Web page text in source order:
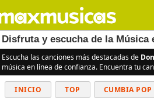
Disfruta y escucha de la Música
Escucha las canciones más destacadas de
música en línea de confianza. Encuentra tu
INICIO TOP CUMBIA POP